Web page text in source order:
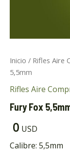
Inicio / Rifles Aire
5,5mm
Rifles Aire
Fury Fox
0 USD
Calibre: 5,5mm